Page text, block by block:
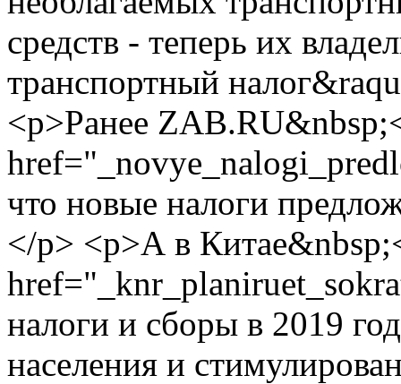
средств - теперь их
транспортный
<p>Ранее
что новые налоги
</p> <p>А в
налоги и сборы в 2019
населения и